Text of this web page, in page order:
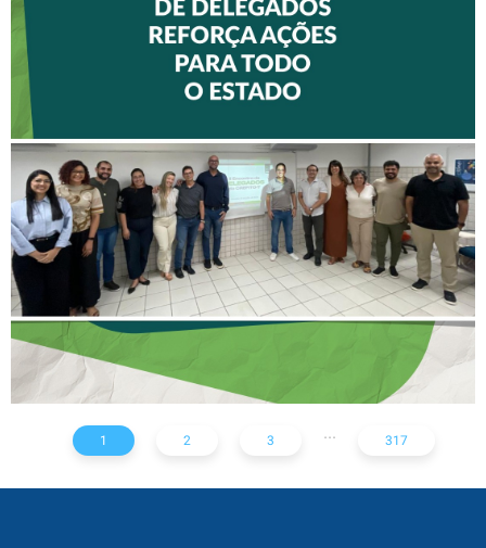
DELEGADOS REFORÇA
AÇÕES PARA TODO O
ESTADO
1 2 3 ... 317